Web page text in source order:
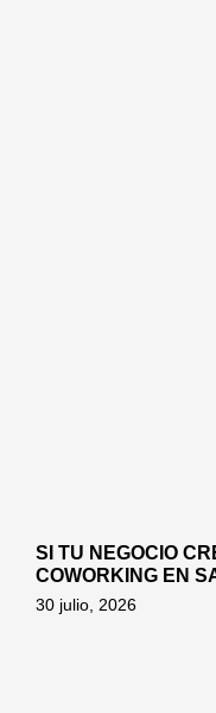
SI TU NEGOCIO
COWORKING EN
30 julio, 2026